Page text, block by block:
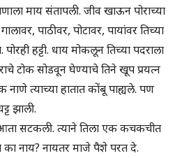
माय संतापली. जीव खाऊन पोराच्या
पाठीवर, पोटावर, पायांवर तिच्या
पोरही हट्टी. धाय मोकलून तिच्या पदराला
टोक सोडवून घेण्याचे तिने खूप प्रयत्न
त्याच्या हातात कोंबू पाह्यले. पण
झाली.
सटकली. त्याने तिला एक कचकचीत
का नाय? नायतर माजे पैशे परत दे.